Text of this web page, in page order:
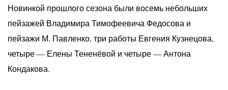
Новинкой прошлого сезона были восемь небольших
пейзажей Владимира Тимофеевича Федосова и
пейзажи М. Павленко, три работы Евгения Кузнецова,
четыре — Елены Тененёвой и четыре — Антона
Кондакова.